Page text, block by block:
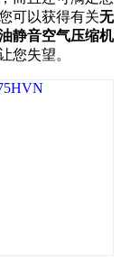
可以获得有关无
静音空气压缩机
您失望。